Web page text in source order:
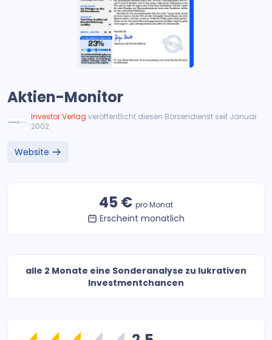
Aktien-Monitor
Investor Verlag veröffentlicht diesen Börsendienst seit Januar
2002
Website
45 € pro Monat
Erscheint monatlich
alle 2 Monate eine Sonderanalyse zu lukrativen
Investmentchancen